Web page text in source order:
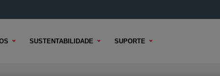
SUSTENTABILIDADE SUPORTE